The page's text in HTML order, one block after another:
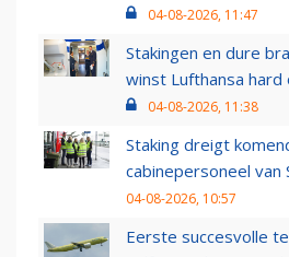
04-08-2026, 11:47
Stakingen en dure
winst Lufthansa hard
04-08-2026, 11:38
Staking dreigt
cabinepersoneel van
04-08-2026, 10:57
Eerste succesvolle